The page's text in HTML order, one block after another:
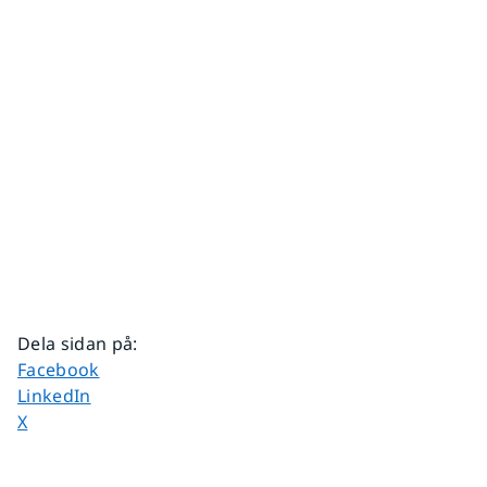
Dela sidan på:
Dela sidan på
Facebook
Dela sidan på
LinkedIn
Dela sidan på
X